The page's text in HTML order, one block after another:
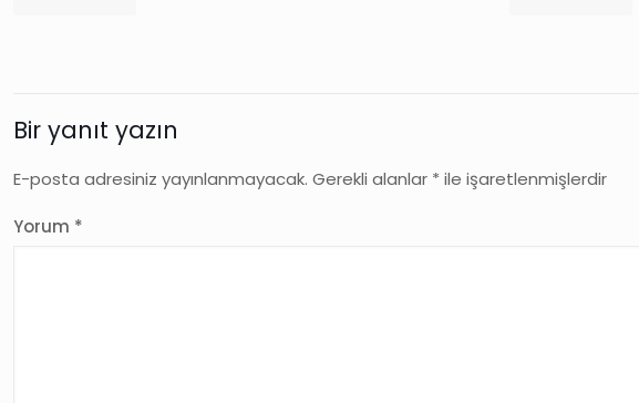
Bir yanıt yazın
E-posta adresiniz yayınlanmayacak. Gerekli alanlar * ile işaretlenmişlerdir
Yorum *